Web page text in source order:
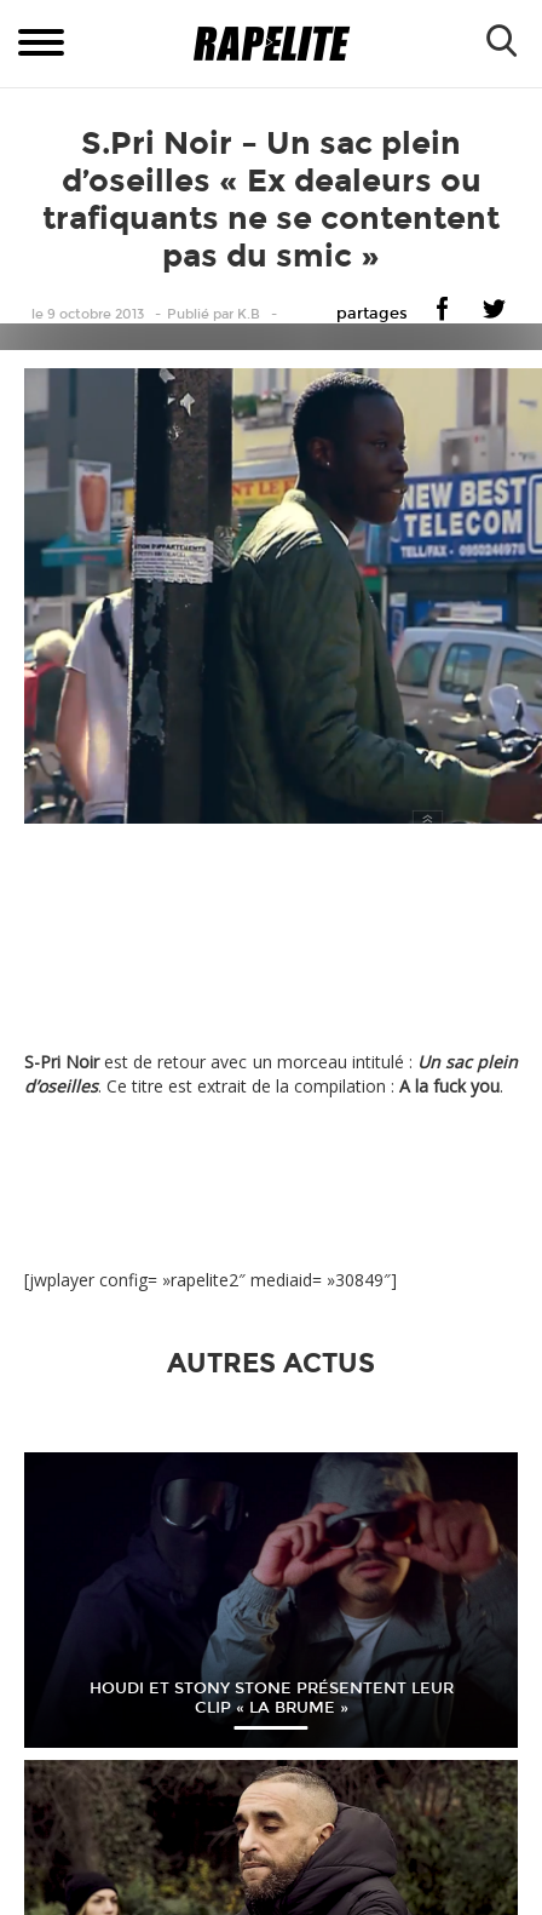
S.Pri Noir – Un sac plein
d’oseilles « Ex dealeurs ou
trafiquants ne se contentent
pas du smic »
le 9 octobre 2013 Publiépar K.B partages
S-Pri Noirest de retour avec un morceau intitulé : Un sac plein
d’oseilles. Ce titre est extrait de la compilation : A la fuck you.
[jwplayer config= »rapelite2″ mediaid= »30849″]
AUTRES ACTUS
HOUDI ET STONY STONE PRÉSENTENT LEUR
CLIP « LA BRUME »